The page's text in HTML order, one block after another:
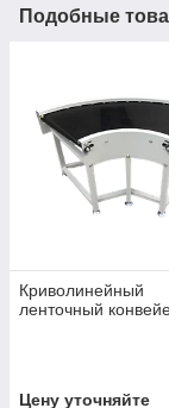
Подобные
Криволинейный
ленточный
Цену уточняйте